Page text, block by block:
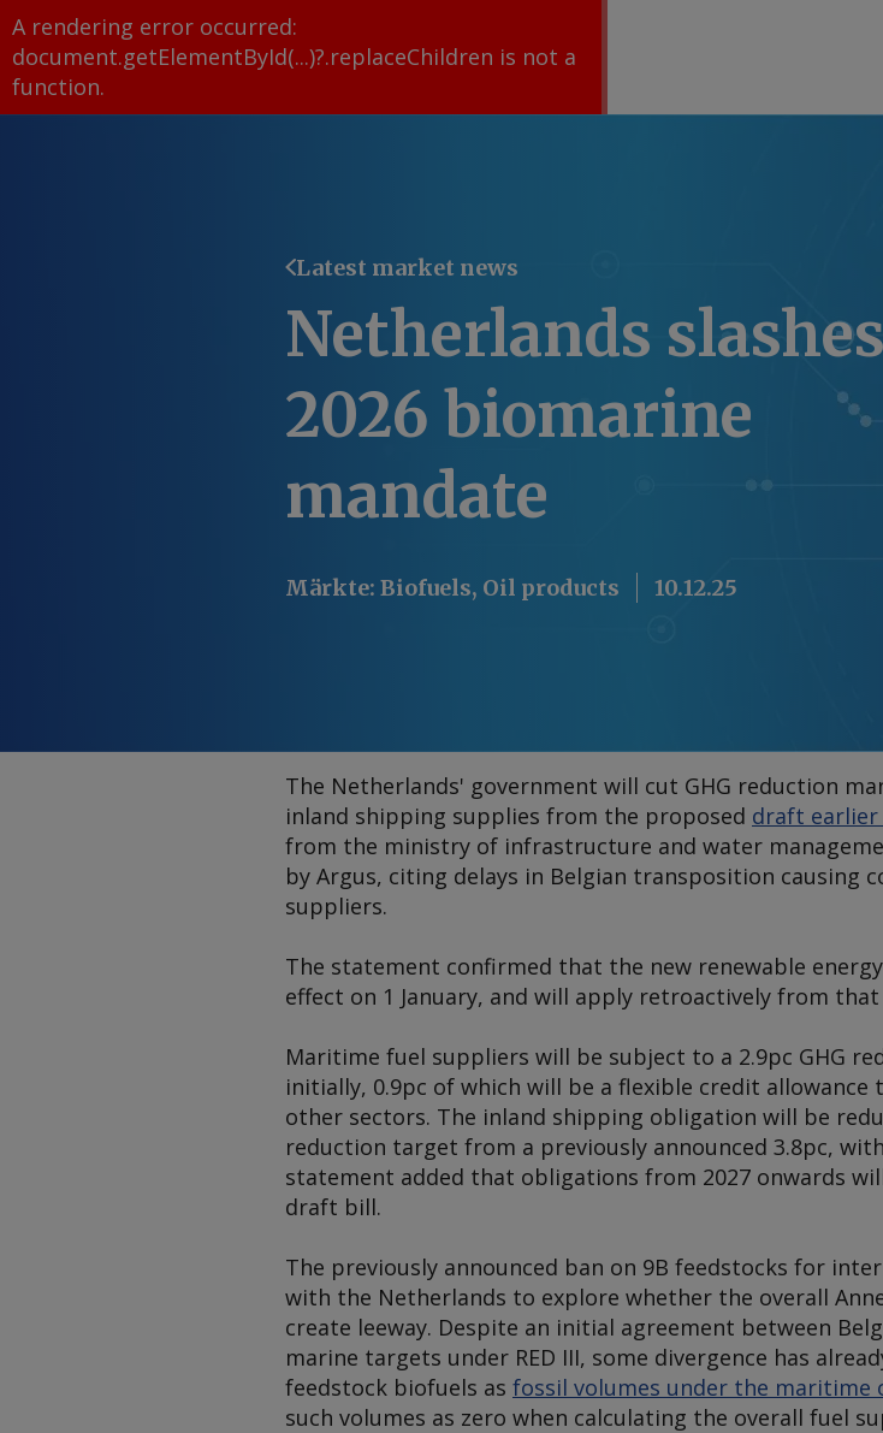
A rendering error occurred:
document.getElementById(...)?.replaceChildren is not a
function.
Latest market news
Netherlands slashes
2026 biomarine
mandate
Märkte: Biofuels, Oil products 10.12.25
The Netherlands' government will cut GHG reduction
inland shipping supplies from the proposed draft earlier
from the ministry of infrastructure and water
by Argus, citing delays in Belgian transposition causing
suppliers.
The statement confirmed that the new renewable
effect on 1 January, and will apply retroactively from
Maritime fuel suppliers will be subject to a 2.9pc GHG
initially, 0.9pc of which will be a flexible credit
other sectors. The inland shipping obligation will be
reduction target from a previously announced 3.8pc,
statement added that obligations from 2027 onwards
draft bill.
The previously announced ban on 9B feedstocks for
with the Netherlands to explore whether the overall
create leeway. Despite an initial agreement between
marine targets under RED III, some divergence has
feedstock biofuels as fossil volumes under the maritime
such volumes as zero when calculating the overall fuel